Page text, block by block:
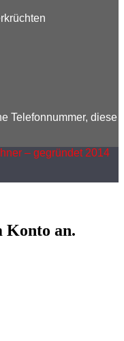
Telefonnummer, diese
– gegründet 2014
Konto an.